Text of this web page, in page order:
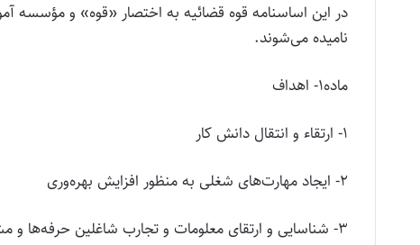
در این اساسنامه قوه قضائیه به اختصار «قوه» و
نامیده می‌شوند.
ماده۱- اهداف
۱- ارتقاء و انتقال دانش کار
۲- ایجاد مهارت‌های شغلی به منظور افزایش بهره‌وری
۳- شناسایی و ارتقای معلومات و تجارب شاغلین حرفه‌ها و مشاغل گوناگون